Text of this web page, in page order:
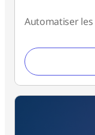
Automatiser